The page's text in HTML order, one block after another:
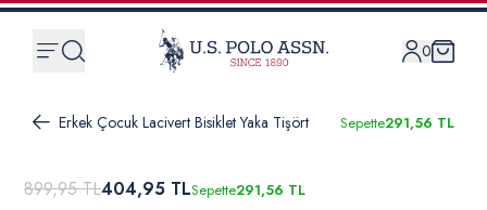
0
Erkek Çocuk Lacivert Bisiklet Yaka Tişört Sepette291,56 TL
899,95 TL404,95 TLSepette291,56 TL